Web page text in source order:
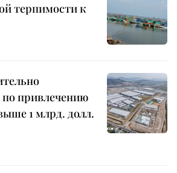
терпимости к
привлечению
1 млрд. долл.